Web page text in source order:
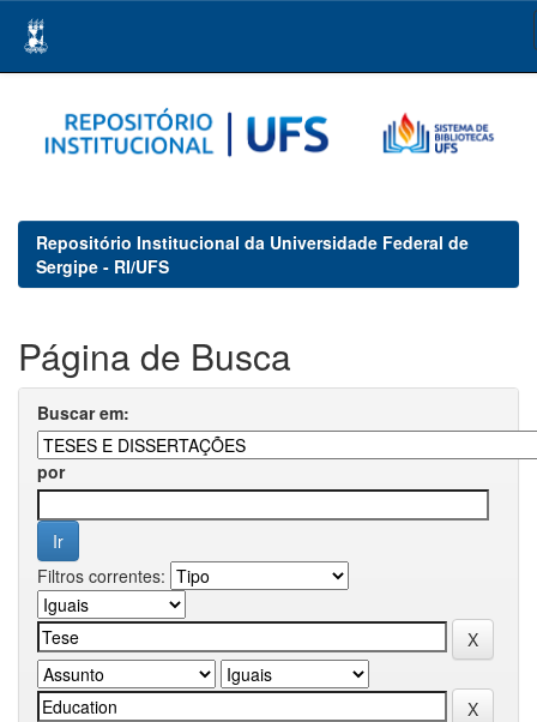
navigation
Repositório Institucional da Universidade Federal de
Sergipe - RI/UFS
Página de Busca
Buscar em:
por
Filtros correntes: